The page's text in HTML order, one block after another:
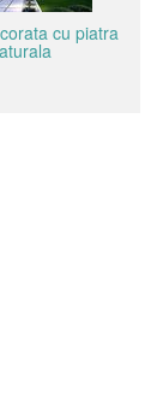
cu piatra